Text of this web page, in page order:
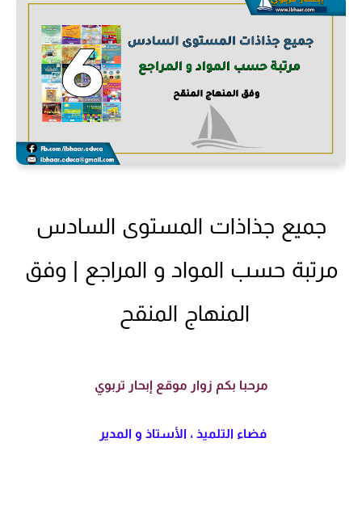
جميع جذاذات المستوى السادس
مرتبة حسب المواد و المراجع | وفق
المنهاج المنقح
مرحبا بكم زوار موقع إبحار تربوي
فضاء التلميذ ، الأستاذ و المدير